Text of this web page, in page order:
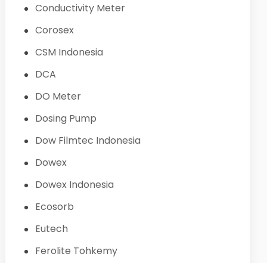
Conductivity Meter
Corosex
CSM Indonesia
DCA
DO Meter
Dosing Pump
Dow Filmtec Indonesia
Dowex
Dowex Indonesia
Ecosorb
Eutech
Ferolite Tohkemy